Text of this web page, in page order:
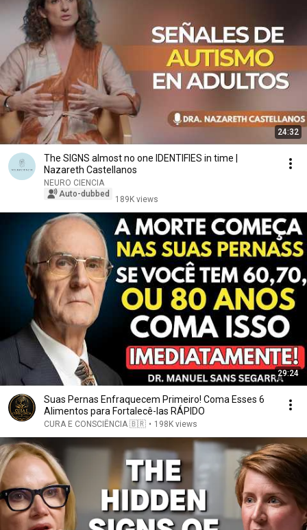
24:32
The SIGNS almost no one IDENTIFIES in time |
Nazareth Castellanos
NEURO CIENCIA
Auto-dubbed
189K views
29:24
Suas Pernas Enfraquecem Primeiro! Coma Esses 6
Alimentos para Fortalecê-las RÁPIDO
CURA E CONSCIÊNCIA 🇧🇷 • 198K views